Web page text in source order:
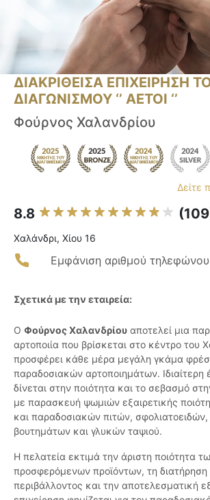
ΔΙΑΚΡΙΘΕΙΣΑ ΕΠΙΧΕΙΡΗΣΗ
ΔΙΑΓΩΝΙΣΜΟΥ ‘’ ΑΕΤΟΙ ‘’
Φούρνος Χαλανδρίου
Δείτε
8.8
Χαλάνδρι, Χίου 16
Εμφάνιση αριθμού τηλεφώνου
Σχετικά με την εταιρεία:
Ο Φούρνος Χαλανδρίου αποτελεί μια
αρτοποιία που βρίσκεται στο κέντρο του
προσφέρει κάθε μέρα μεγάλη γκάμα
παραδοσιακών αρτοποιημάτων. Ιδιαίτερη
δίνεται στην ποιότητα και το σεβασμό
με παρασκευή ψωμιών εξαιρετικής
και παραδοσιακών πιτών,
βουτημάτων και γλυκών ταψιού.
Η πελατεία εκτιμά την άριστη ποιότητα
προσφερόμενων προϊόντων, τη
περιβάλλοντος και την αποτελεσματική